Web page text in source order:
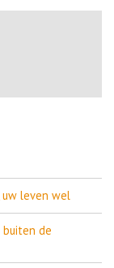
uw leven wel
buiten de